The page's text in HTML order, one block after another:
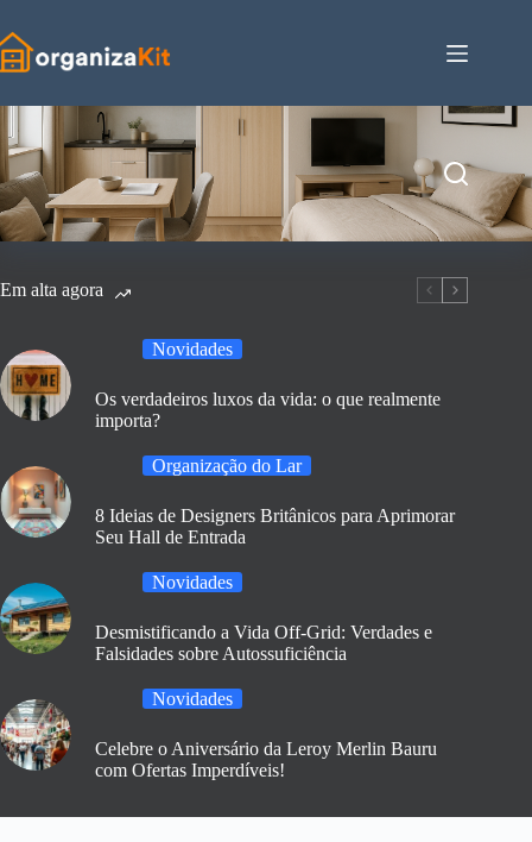
para
o
conteúdo
Em alta agora
Novidades
Os verdadeiros luxos da vida: o que realmente
importa?
Organização do Lar
8 Ideias de Designers Britânicos para Aprimorar
Seu Hall de Entrada
Novidades
Desmistificando a Vida Off-Grid: Verdades e
Falsidades sobre Autossuficiência
Novidades
Celebre o Aniversário da Leroy Merlin Bauru
com Ofertas Imperdíveis!